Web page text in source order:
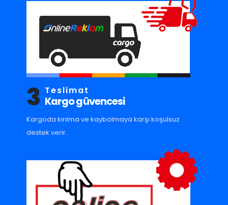
3 Teslimat
Kargo güvencesi
Kargoda kırılma ve kaybolmaya karşı koşulsuz
destek verir.